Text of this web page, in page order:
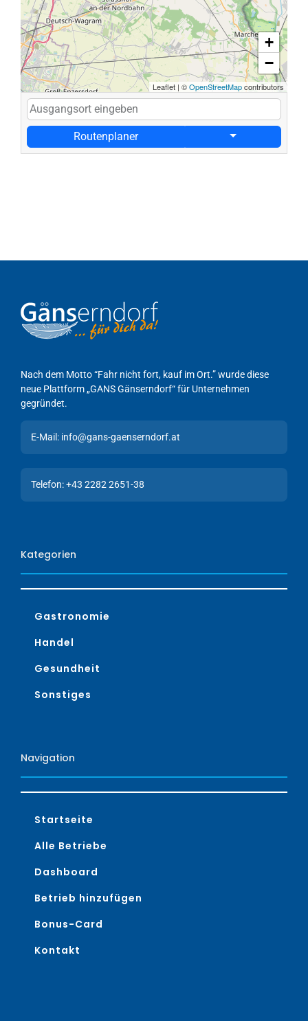
+
−
Leaflet | ©OpenStreetMapcontributors
Routenplaner
Nach dem Motto “Fahr nicht fort, kauf im Ort.” wurde diese
neue Plattform „GANS Gänserndorf“ für Unternehmen
gegründet.
E-Mail: info@gans-gaenserndorf.at
Telefon: +43 2282 2651-38
Kategorien
Gastronomie
Handel
Gesundheit
Sonstiges
Navigation
Startseite
Alle Betriebe
Dashboard
Betrieb hinzufügen
Bonus-Card
Kontakt